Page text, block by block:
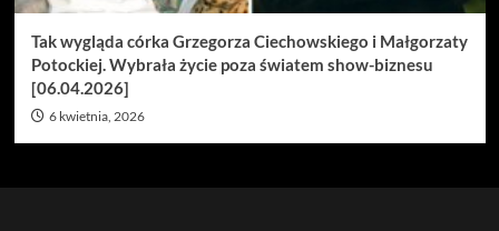
Tak wygląda córka Grzegorza Ciechowskiego i Małgorzaty
Potockiej. Wybrała życie poza światem show-biznesu
[06.04.2026]
6 kwietnia, 2026